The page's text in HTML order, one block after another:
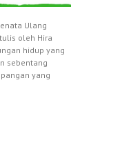
Ulang
oleh Hira
hidup yang
sebentang
yang